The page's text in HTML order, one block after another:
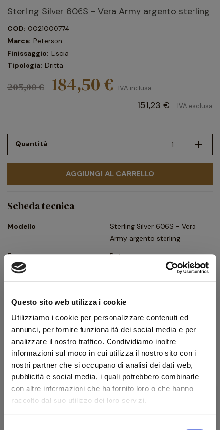
Questo sito web utilizza i cookie
Utilizziamo i cookie per personalizzare contenuti ed
annunci, per fornire funzionalità dei social media e per
analizzare il nostro traffico. Condividiamo inoltre
informazioni sul modo in cui utilizza il nostro sito con i
nostri partner che si occupano di analisi dei dati web,
pubblicità e social media, i quali potrebbero combinarle
con altre informazioni che ha fornito loro o che hanno
raccolto dal suo utilizzo dei loro servizi.
Sterling Silver 606S - Vera Army argento sterling
COD: 0021000774
Marca: Peterson
Finissaggio: Liscia
Tipologia: Dritta
205,00 € 184,50 € IVA inclusa
151,23 € IVA esclusa
Quantità
AGGIUNGI AL CARRELLO
Scheda tecnica
Modello
Sterling Silver 606S - Vera
Army argento sterling
Forma
Pot
Tipologia
Colore
Rosso
Foro bocchino (mm)
3
Filtro
No
Peso (g)
44
Ghiera
Army argento sterling